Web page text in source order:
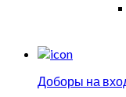
Доборы на